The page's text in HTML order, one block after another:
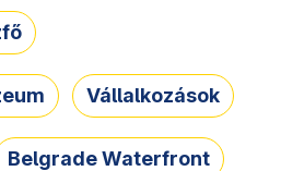
Vállalkozások
Belgrade Waterfront